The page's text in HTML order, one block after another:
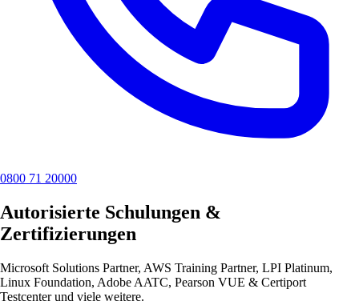
0800 71 20000
Autorisierte Schulungen &
Zertifizierungen
Microsoft Solutions Partner, AWS Training Partner, LPI Platinum,
Linux Foundation, Adobe AATC, Pearson VUE & Certiport
Testcenter und viele weitere.